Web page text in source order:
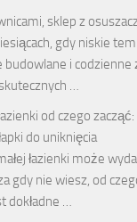
sklep z
gdy niskie
i codzienne
…
od czego
do uniknięcia
łazienki może
gdy nie wiesz, od
dokładne …